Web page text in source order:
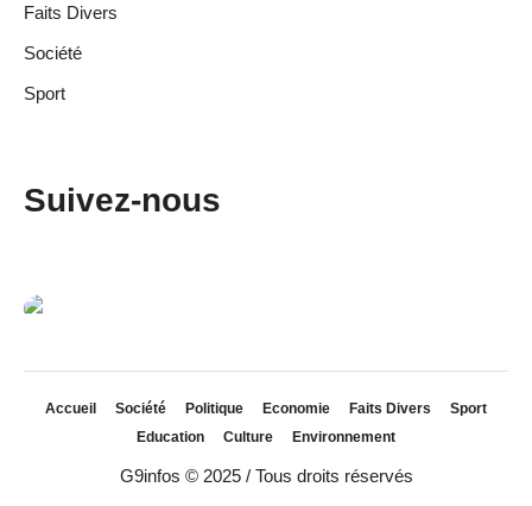
Faits Divers
Société
Sport
Suivez-nous
Accueil Société Politique Economie Faits Divers
Sport
Education
Culture Environnement
G9infos © 2025 / Tous droits réservés